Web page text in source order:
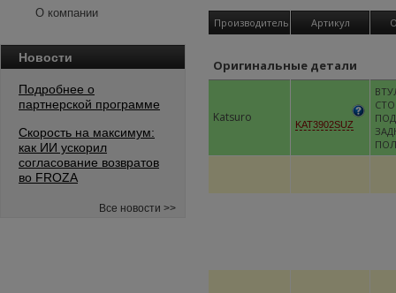
О компании
Новости
Подробнее о
партнерской программе
Скорость на максимум:
как ИИ ускорил
согласование возвратов
во FROZA
Все новости >>
Производитель Артикул
Оригинальные детали
Katsuro KAT3902SUZ